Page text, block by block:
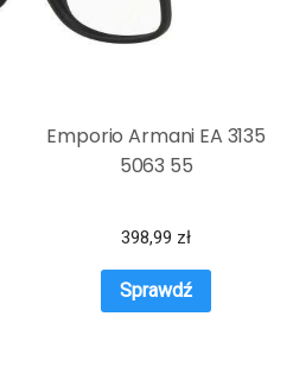
Emporio Armani EA 3135
5063 55
398,99 zł
Sprawdź